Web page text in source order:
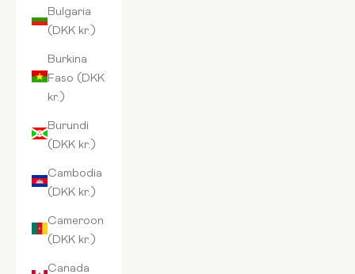
Bulgaria
(DKK kr.)
Burkina
Faso (DKK
kr.)
Burundi
(DKK kr.)
Cambodia
(DKK kr.)
Cameroon
(DKK kr.)
Canada